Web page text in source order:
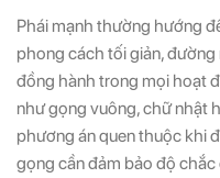
Phái mạnh thường hướng
phong cách tối giản,
đồng hành trong mọi hoạt
như gọng vuông, chữ nhật
phương án quen thuộc khi
gọng cần đảm bảo độ